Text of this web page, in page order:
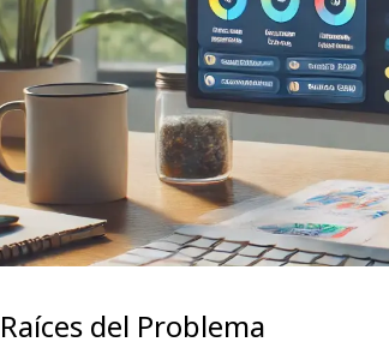
del Problema